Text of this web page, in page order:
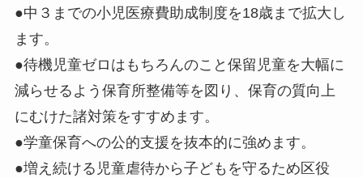
●中３までの小児医療費助成制度を18歳まで拡大し
ます。
●待機児童ゼロはもちろんのこと保留児童を大幅に
減らせるよう保育所整備等を図り、保育の質向上
にむけた諸対策をすすめます。
●学童保育への公的支援を抜本的に強めます。
●増え続ける児童虐待から子どもを守るため区役